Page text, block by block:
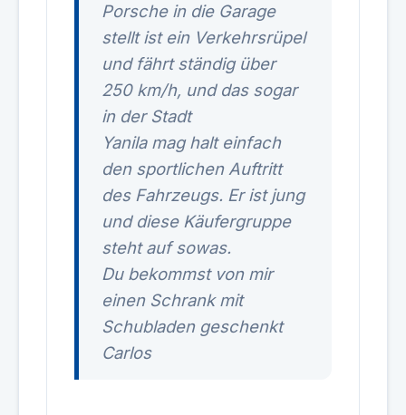
Porsche in die Garage
stellt ist ein Verkehrsrüpel
und fährt ständig über
250 km/h, und das sogar
in der Stadt
Yanila mag halt einfach
den sportlichen Auftritt
des Fahrzeugs. Er ist jung
und diese Käufergruppe
steht auf sowas.
Du bekommst von mir
einen Schrank mit
Schubladen geschenkt
Carlos